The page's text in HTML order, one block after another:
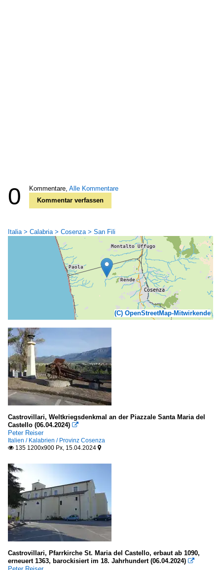
0 Kommentare, Alle Kommentare
Kommentar verfassen
Italia > Calabria > Cosenza > San Fili
(C) OpenStreetMap-Mitwirkende
Castrovillari, Weltkriegsdenkmal an der Piazzale Santa Maria del
Castello (06.04.2024) 
Peter Reiser
Italien / Kalabrien / Provinz Cosenza
 135 1200x900 Px, 15.04.2024 
Castrovillari, Pfarrkirche St. Maria del Castello, erbaut ab 1090,
erneuert 1363, barockisiert im 18. Jahrhundert (06.04.2024) 